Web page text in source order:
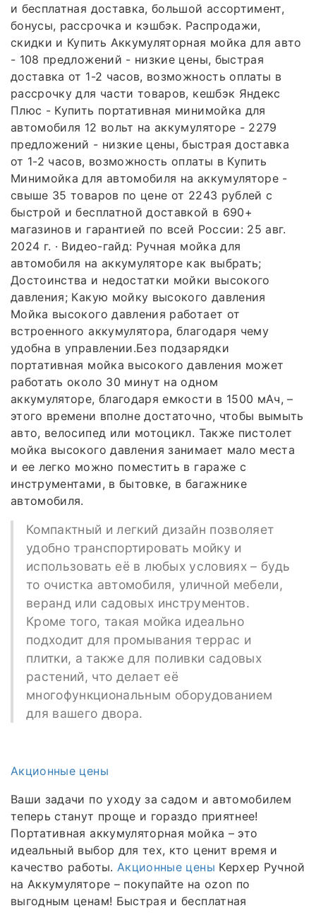
и бесплатная доставка, большой ассортимент,
бонусы, рассрочка и кэшбэк. Распродажи,
скидки и Купить Аккумуляторная мойка для авто
- 108 предложений - низкие цены, быстрая
доставка от 1-2 часов, возможность оплаты в
рассрочку для части товаров, кешбэк Яндекс
Плюс - Купить портативная минимойка для
автомобиля 12 вольт на аккумуляторе - 2279
предложений - низкие цены, быстрая доставка
от 1-2 часов, возможность оплаты в Купить
Минимойка для автомобиля на аккумуляторе -
свыше 35 товаров по цене от 2243 рублей с
быстрой и бесплатной доставкой в 690+
магазинов и гарантией по всей России: 25 авг.
2024 г. · Видео-гайд: Ручная мойка для
автомобиля на аккумуляторе как выбрать;
Достоинства и недостатки мойки высокого
давления; Какую мойку высокого давления
Мойка высокого давления работает от
встроенного аккумулятора, благодаря чему
удобна в управлении.Без подзарядки
портативная мойка высокого давления может
работать около 30 минут на одном
аккумуляторе, благодаря емкости в 1500 мАч, –
этого времени вполне достаточно, чтобы вымыть
авто, велосипед или мотоцикл. Также пистолет
мойка высокого давления занимает мало места
и ее легко можно поместить в гараже с
инструментами, в бытовке, в багажнике
автомобиля.
Компактный и легкий дизайн позволяет
удобно транспортировать мойку и
использовать её в любых условиях – будь
то очистка автомобиля, уличной мебели,
веранд или садовых инструментов.
Кроме того, такая мойка идеально
подходит для промывания террас и
плитки, а также для поливки садовых
растений, что делает её
многофункциональным оборудованием
для вашего двора.
Акционные цены
Ваши задачи по уходу за садом и автомобилем
теперь станут проще и гораздо приятнее!
Портативная аккумуляторная мойка – это
идеальный выбор для тех, кто ценит время и
качество работы. Акционные цены Керхер Ручной
на Аккумуляторе – покупайте на ozon по
выгодным ценам! Быстрая и бесплатная